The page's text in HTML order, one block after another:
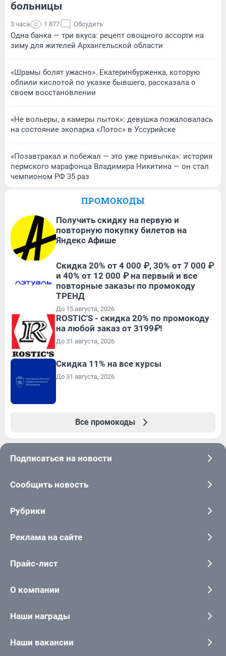
больницы
3 часа 1 877 Обсудить
Одна банка — три вкуса: рецепт овощного ассорти на
зиму для жителей Архангельской области
«Шрамы болят ужасно». Екатеринбурженка, которую
облили кислотой по указке бывшего, рассказала о
своем восстановлении
«Не вольеры, а камеры пыток»: девушка пожаловалась
на состояние экопарка «Лотос» в Уссурийске
«Позавтракал и побежал — это уже привычка»: история
пермского марафонца Владимира Никитина — он стал
чемпионом РФ 35 раз
ПРОМОКОДЫ
Получить скидку на первую и
повторную покупку билетов на
Яндекс Афише
Скидка 20% от 4 000 ₽, 30% от 7 000 ₽
и 40% от 12 000 ₽ на первый и все
повторные заказы по промокоду
ТРЕНД
До 15 августа, 2026
ROSTIC'S - скидка 20% по промокоду
на любой заказ от 3199₽!
До 31 августа, 2026
Скидка 11% на все курсы
До 31 августа, 2026
Все промокоды
Подписаться на новости
Сообщить новость
Рубрики
Реклама на сайте
Прайс-лист
О компании
Наши награды
Наши вакансии